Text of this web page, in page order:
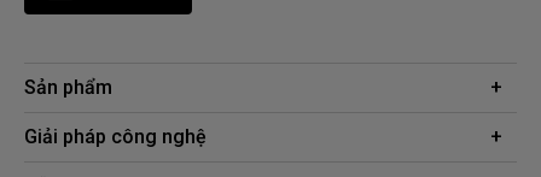
Sản phẩm
Máy chiếu
Giải pháp công nghệ